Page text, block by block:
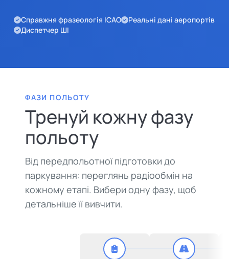
Справжня фразеологія ICAO
Реальні дані аеропортів
Диспетчер ШІ
ФАЗИ ПОЛЬОТУ
Тренуй кожну фазу
польоту
Від передпольотної підготовки до
паркування: переглянь радіообмін на
кожному етапі. Вибери одну фазу, щоб
детальніше її вивчити.